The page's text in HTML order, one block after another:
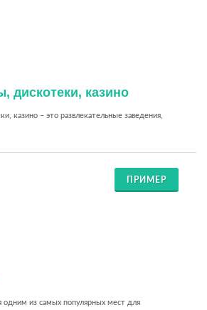
дискотеки, казино
казино – это развлекательные заведения,
ПРИМЕР
одним из самых популярных мест для